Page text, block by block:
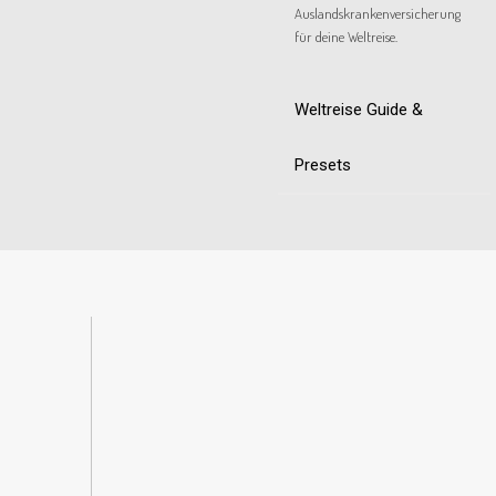
Auslandskrankenversicherung
für deine Weltreise.
Weltreise Guide &
Presets